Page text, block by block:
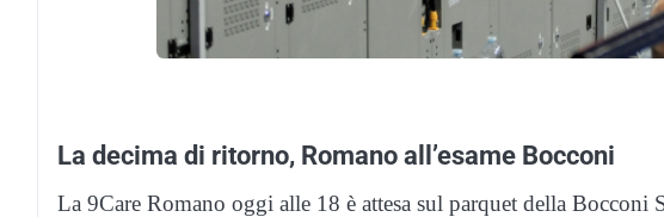
La decima di ritorno, Romano all’esame Bocconi
La 9Care Romano oggi alle 18 è attesa sul parquet della Bocconi